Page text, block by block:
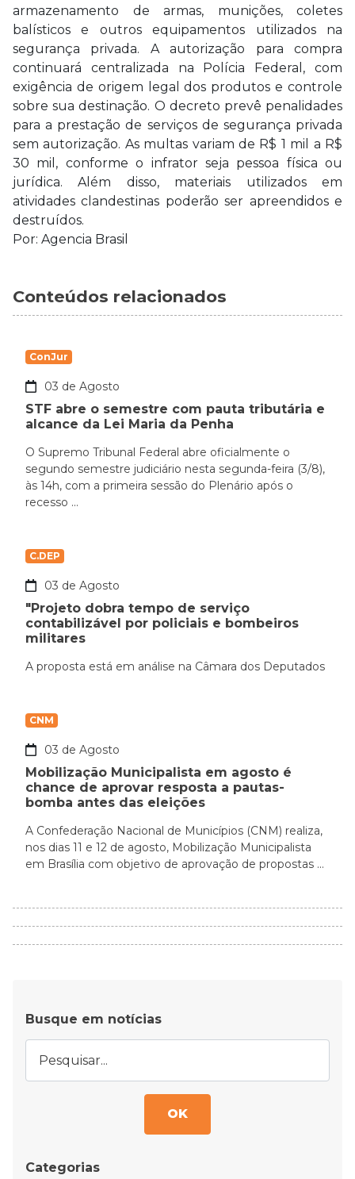
armazenamento de armas, munições, coletes
balísticos e outros equipamentos utilizados na
segurança privada. A autorização para compra
continuará centralizada na Polícia Federal, com
exigência de origem legal dos produtos e controle
sobre sua destinação. O decreto prevê penalidades
para a prestação de serviços de segurança privada
sem autorização. As multas variam de R$ 1 mil a R$
30 mil, conforme o infrator seja pessoa física ou
jurídica. Além disso, materiais utilizados em
atividades clandestinas poderão ser apreendidos e
destruídos.
Por: Agencia Brasil
Conteúdos relacionados
ConJur
03 de Agosto
STF abre o semestre com pauta tributária e
alcance da Lei Maria da Penha
O Supremo Tribunal Federal abre oficialmente o
segundo semestre judiciário nesta segunda-feira (3/8),
às 14h, com a primeira sessão do Plenário após o
recesso ...
C.DEP
03 de Agosto
"Projeto dobra tempo de serviço
contabilizável por policiais e bombeiros
militares
A proposta está em análise na Câmara dos Deputados
CNM
03 de Agosto
Mobilização Municipalista em agosto é
chance de aprovar resposta a pautas-
bomba antes das eleições
A Confederação Nacional de Municípios (CNM) realiza,
nos dias 11 e 12 de agosto, Mobilização Municipalista
em Brasília com objetivo de aprovação de propostas ...
Busque em notícias
OK
Categorias